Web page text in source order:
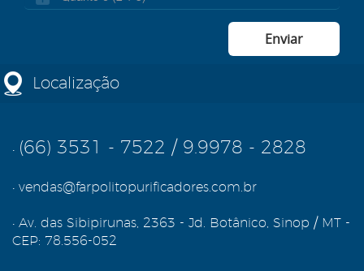
Localização
• (66) 3531 - 7522 / 9.9978 - 2828
• vendas@farpolitopurificadores.com.br
• Av. das Sibipirunas, 2363 - Jd. Botânico, Sinop / MT -
CEP: 78.556-052